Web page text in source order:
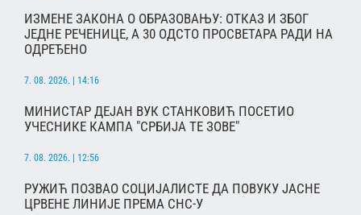
ИЗМЕНЕ ЗАКОНА О ОБРАЗОВАЊУ: ОТКАЗ И ЗБОГ
ЈЕДНЕ РЕЧЕНИЦЕ, А 30 ОДСТО ПРОСВЕТАРА РАДИ НА
ОДРЕЂЕНО
7. 08. 2026. | 14:16
МИНИСТАР ДЕЈАН ВУК СТАНКОВИЋ ПОСЕТИО
УЧЕСНИКЕ КАМПА "СРБИЈА ТЕ ЗОВЕ"
7. 08. 2026. | 12:56
РУЖИЋ ПОЗВАО СОЦИЈАЛИСТЕ ДА ПОВУКУ ЈАСНЕ
ЦРВЕНЕ ЛИНИЈЕ ПРЕМА СНС-У